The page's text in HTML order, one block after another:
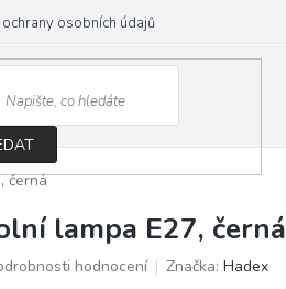
osobních údajů
černá
lampa E27, černá
hodnocení Značka: Hadex